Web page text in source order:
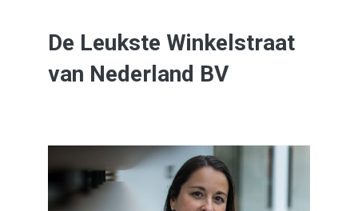
De Leukste Winkelstraat
van Nederland BV